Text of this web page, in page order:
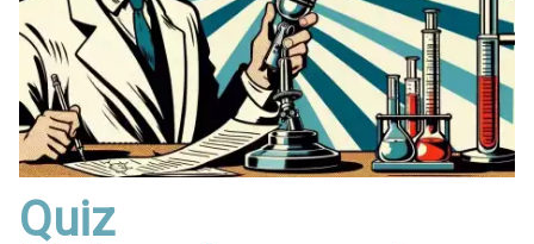
Quiz